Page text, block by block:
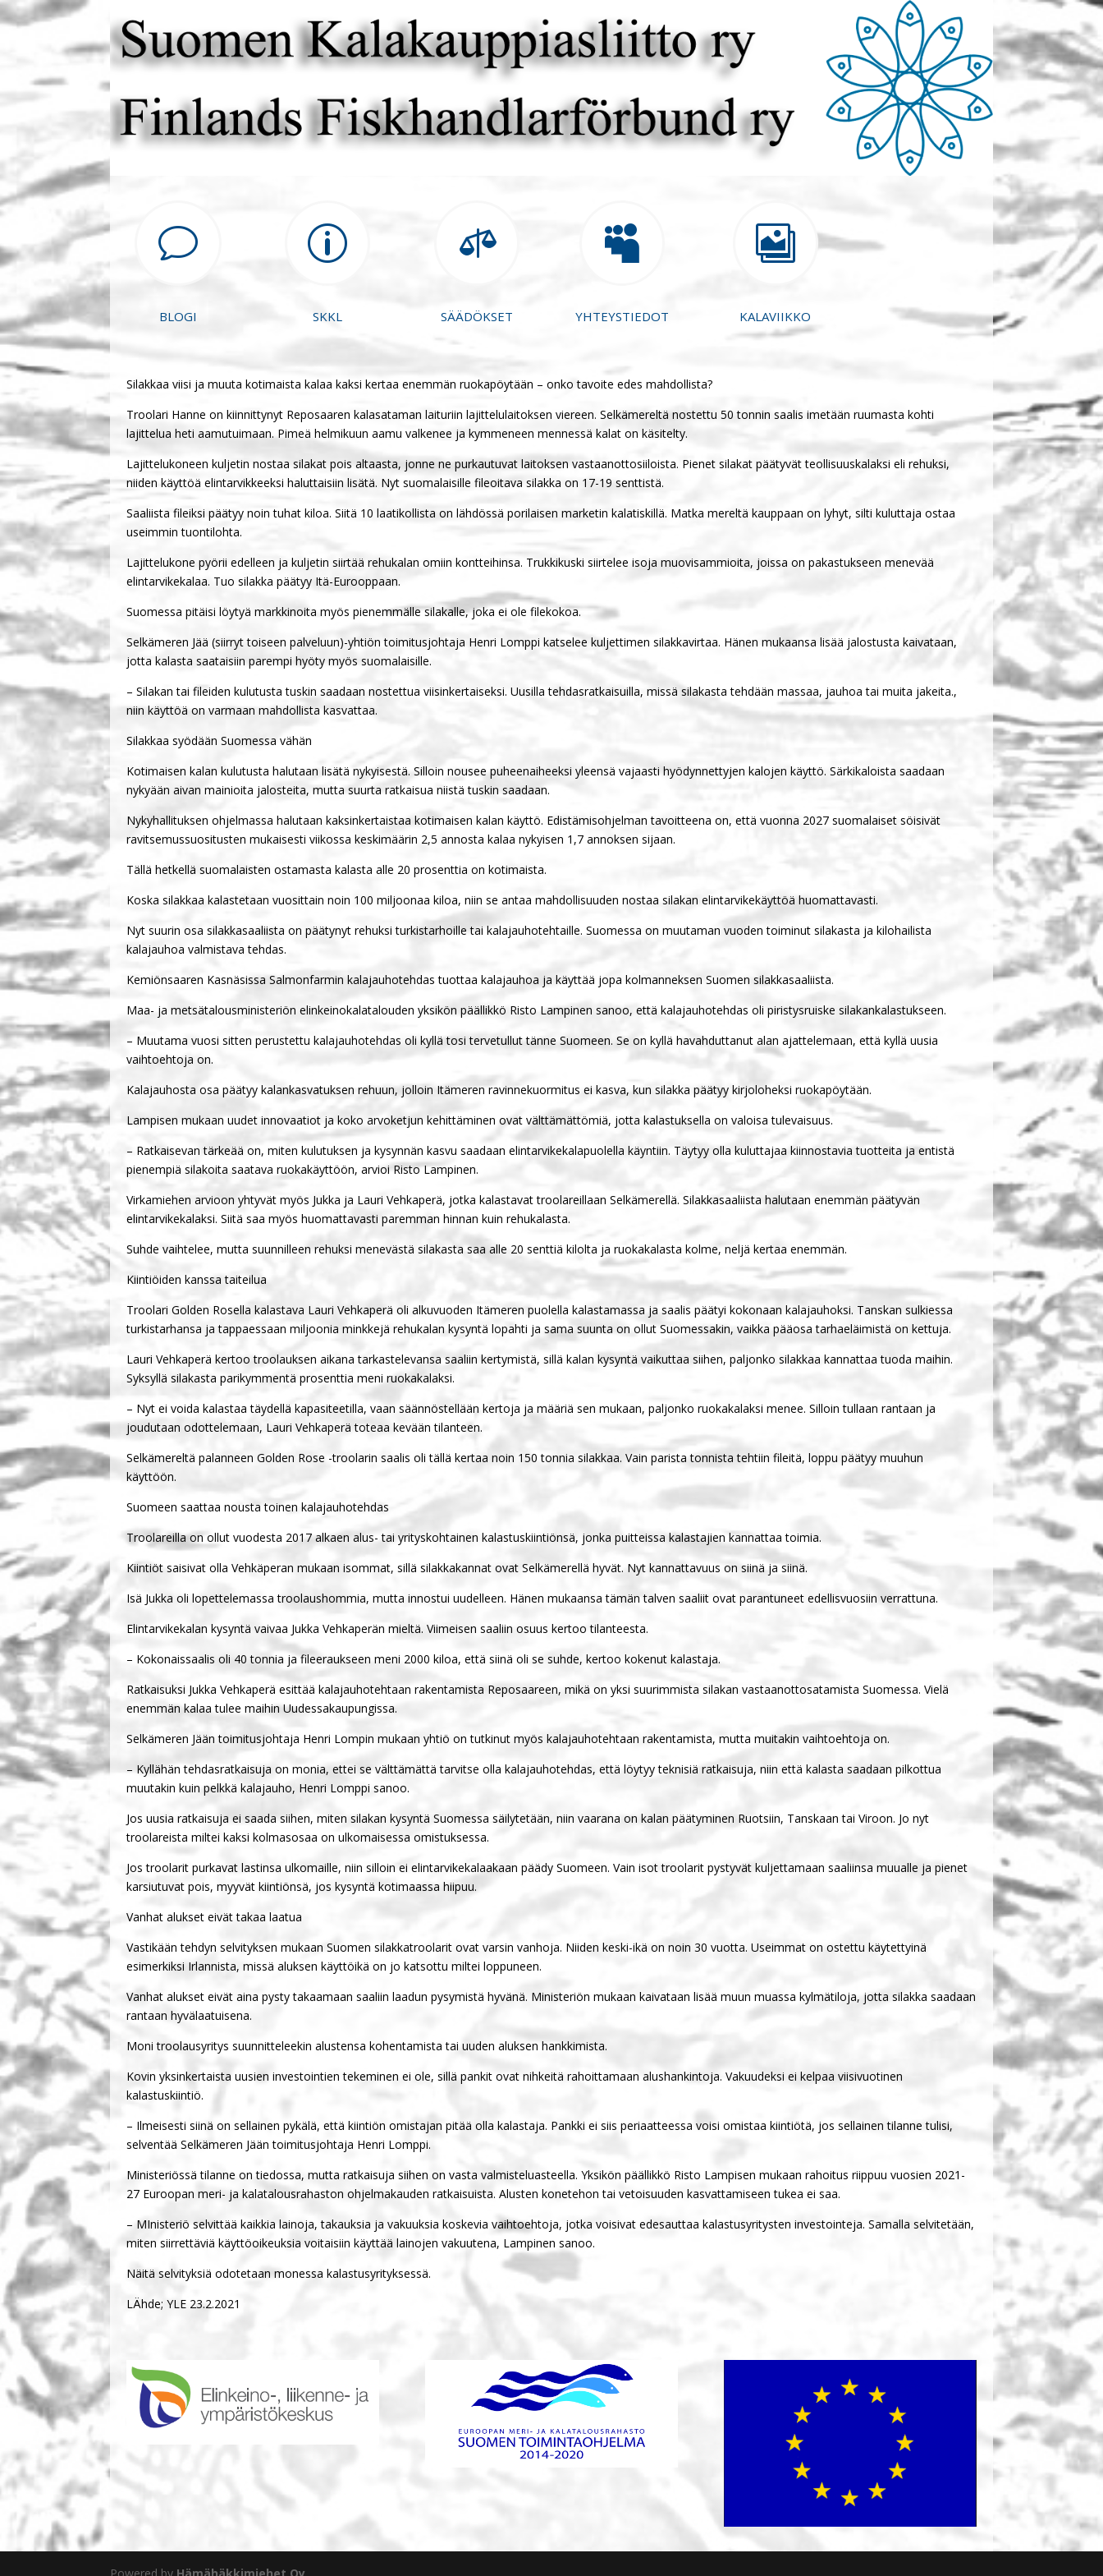
v
BLOGI
p
SKKL

SÄÄDÖKSET

YHTEYSTIEDOT

KALAVIIKKO
Silakkaa viisi ja muuta kotimaista kalaa kaksi kertaa enemmän ruokapöytään – onko tavoite edes mahdollista?
Troolari Hanne on kiinnittynyt Reposaaren kalasataman laituriin lajittelulaitoksen viereen. Selkämereltä nostettu 50 tonnin saalis imetään ruumasta kohti
lajittelua heti aamutuimaan. Pimeä helmikuun aamu valkenee ja kymmeneen mennessä kalat on käsitelty.
Lajittelukoneen kuljetin nostaa silakat pois altaasta, jonne ne purkautuvat laitoksen vastaanottosiiloista. Pienet silakat päätyvät teollisuuskalaksi eli rehuksi,
niiden käyttöä elintarvikkeeksi haluttaisiin lisätä. Nyt suomalaisille fileoitava silakka on 17-19 senttistä.
Saaliista fileiksi päätyy noin tuhat kiloa. Siitä 10 laatikollista on lähdössä porilaisen marketin kalatiskillä. Matka mereltä kauppaan on lyhyt, silti kuluttaja ostaa
useimmin tuontilohta.
Lajittelukone pyörii edelleen ja kuljetin siirtää rehukalan omiin kontteihinsa. Trukkikuski siirtelee isoja muovisammioita, joissa on pakastukseen menevää
elintarvikekalaa. Tuo silakka päätyy Itä-Eurooppaan.
Suomessa pitäisi löytyä markkinoita myös pienemmälle silakalle, joka ei ole filekokoa.
Selkämeren Jää (siirryt toiseen palveluun)-yhtiön toimitusjohtaja Henri Lomppi katselee kuljettimen silakkavirtaa. Hänen mukaansa lisää jalostusta kaivataan,
jotta kalasta saataisiin parempi hyöty myös suomalaisille.
– Silakan tai fileiden kulutusta tuskin saadaan nostettua viisinkertaiseksi. Uusilla tehdasratkaisuilla, missä silakasta tehdään massaa, jauhoa tai muita jakeita.,
niin käyttöä on varmaan mahdollista kasvattaa.
Silakkaa syödään Suomessa vähän
Kotimaisen kalan kulutusta halutaan lisätä nykyisestä. Silloin nousee puheenaiheeksi yleensä vajaasti hyödynnettyjen kalojen käyttö. Särkikaloista saadaan
nykyään aivan mainioita jalosteita, mutta suurta ratkaisua niistä tuskin saadaan.
Nykyhallituksen ohjelmassa halutaan kaksinkertaistaa kotimaisen kalan käyttö. Edistämisohjelman tavoitteena on, että vuonna 2027 suomalaiset söisivät
ravitsemussuositusten mukaisesti viikossa keskimäärin 2,5 annosta kalaa nykyisen 1,7 annoksen sijaan.
Tällä hetkellä suomalaisten ostamasta kalasta alle 20 prosenttia on kotimaista.
Koska silakkaa kalastetaan vuosittain noin 100 miljoonaa kiloa, niin se antaa mahdollisuuden nostaa silakan elintarvikekäyttöä huomattavasti.
Nyt suurin osa silakkasaaliista on päätynyt rehuksi turkistarhoille tai kalajauhotehtaille. Suomessa on muutaman vuoden toiminut silakasta ja kilohailista
kalajauhoa valmistava tehdas.
Kemiönsaaren Kasnäsissa Salmonfarmin kalajauhotehdas tuottaa kalajauhoa ja käyttää jopa kolmanneksen Suomen silakkasaaliista.
Maa- ja metsätalousministeriön elinkeinokalatalouden yksikön päällikkö Risto Lampinen sanoo, että kalajauhotehdas oli piristysruiske silakankalastukseen.
– Muutama vuosi sitten perustettu kalajauhotehdas oli kyllä tosi tervetullut tänne Suomeen. Se on kyllä havahduttanut alan ajattelemaan, että kyllä uusia
vaihtoehtoja on.
Kalajauhosta osa päätyy kalankasvatuksen rehuun, jolloin Itämeren ravinnekuormitus ei kasva, kun silakka päätyy kirjoloheksi ruokapöytään.
Lampisen mukaan uudet innovaatiot ja koko arvoketjun kehittäminen ovat välttämättömiä, jotta kalastuksella on valoisa tulevaisuus.
– Ratkaisevan tärkeää on, miten kulutuksen ja kysynnän kasvu saadaan elintarvikekalapuolella käyntiin. Täytyy olla kuluttajaa kiinnostavia tuotteita ja entistä
pienempiä silakoita saatava ruokakäyttöön, arvioi Risto Lampinen.
Virkamiehen arvioon yhtyvät myös Jukka ja Lauri Vehkaperä, jotka kalastavat troolareillaan Selkämerellä. Silakkasaaliista halutaan enemmän päätyvän
elintarvikekalaksi. Siitä saa myös huomattavasti paremman hinnan kuin rehukalasta.
Suhde vaihtelee, mutta suunnilleen rehuksi menevästä silakasta saa alle 20 senttiä kilolta ja ruokakalasta kolme, neljä kertaa enemmän.
Kiintiöiden kanssa taiteilua
Troolari Golden Rosella kalastava Lauri Vehkaperä oli alkuvuoden Itämeren puolella kalastamassa ja saalis päätyi kokonaan kalajauhoksi. Tanskan sulkiessa
turkistarhansa ja tappaessaan miljoonia minkkejä rehukalan kysyntä lopahti ja sama suunta on ollut Suomessakin, vaikka pääosa tarhaeläimistä on kettuja.
Lauri Vehkaperä kertoo troolauksen aikana tarkastelevansa saaliin kertymistä, sillä kalan kysyntä vaikuttaa siihen, paljonko silakkaa kannattaa tuoda maihin.
Syksyllä silakasta parikymmentä prosenttia meni ruokakalaksi.
– Nyt ei voida kalastaa täydellä kapasiteetilla, vaan säännöstellään kertoja ja määriä sen mukaan, paljonko ruokakalaksi menee. Silloin tullaan rantaan ja
joudutaan odottelemaan, Lauri Vehkaperä toteaa kevään tilanteen.
Selkämereltä palanneen Golden Rose -troolarin saalis oli tällä kertaa noin 150 tonnia silakkaa. Vain parista tonnista tehtiin fileitä, loppu päätyy muuhun
käyttöön.
Suomeen saattaa nousta toinen kalajauhotehdas
Troolareilla on ollut vuodesta 2017 alkaen alus- tai yrityskohtainen kalastuskiintiönsä, jonka puitteissa kalastajien kannattaa toimia.
Kiintiöt saisivat olla Vehkäperan mukaan isommat, sillä silakkakannat ovat Selkämerellä hyvät. Nyt kannattavuus on siinä ja siinä.
Isä Jukka oli lopettelemassa troolaushommia, mutta innostui uudelleen. Hänen mukaansa tämän talven saaliit ovat parantuneet edellisvuosiin verrattuna.
Elintarvikekalan kysyntä vaivaa Jukka Vehkaperän mieltä. Viimeisen saaliin osuus kertoo tilanteesta.
– Kokonaissaalis oli 40 tonnia ja fileeraukseen meni 2000 kiloa, että siinä oli se suhde, kertoo kokenut kalastaja.
Ratkaisuksi Jukka Vehkaperä esittää kalajauhotehtaan rakentamista Reposaareen, mikä on yksi suurimmista silakan vastaanottosatamista Suomessa. Vielä
enemmän kalaa tulee maihin Uudessakaupungissa.
Selkämeren Jään toimitusjohtaja Henri Lompin mukaan yhtiö on tutkinut myös kalajauhotehtaan rakentamista, mutta muitakin vaihtoehtoja on.
– Kyllähän tehdasratkaisuja on monia, ettei se välttämättä tarvitse olla kalajauhotehdas, että löytyy teknisiä ratkaisuja, niin että kalasta saadaan pilkottua
muutakin kuin pelkkä kalajauho, Henri Lomppi sanoo.
Jos uusia ratkaisuja ei saada siihen, miten silakan kysyntä Suomessa säilytetään, niin vaarana on kalan päätyminen Ruotsiin, Tanskaan tai Viroon. Jo nyt
troolareista miltei kaksi kolmasosaa on ulkomaisessa omistuksessa.
Jos troolarit purkavat lastinsa ulkomaille, niin silloin ei elintarvikekalaakaan päädy Suomeen. Vain isot troolarit pystyvät kuljettamaan saaliinsa muualle ja pienet
karsiutuvat pois, myyvät kiintiönsä, jos kysyntä kotimaassa hiipuu.
Vanhat alukset eivät takaa laatua
Vastikään tehdyn selvityksen mukaan Suomen silakkatroolarit ovat varsin vanhoja. Niiden keski-ikä on noin 30 vuotta. Useimmat on ostettu käytettyinä
esimerkiksi Irlannista, missä aluksen käyttöikä on jo katsottu miltei loppuneen.
Vanhat alukset eivät aina pysty takaamaan saaliin laadun pysymistä hyvänä. Ministeriön mukaan kaivataan lisää muun muassa kylmätiloja, jotta silakka saadaan
rantaan hyvälaatuisena.
Moni troolausyritys suunnitteleekin alustensa kohentamista tai uuden aluksen hankkimista.
Kovin yksinkertaista uusien investointien tekeminen ei ole, sillä pankit ovat nihkeitä rahoittamaan alushankintoja. Vakuudeksi ei kelpaa viisivuotinen
kalastuskiintiö.
– Ilmeisesti siinä on sellainen pykälä, että kiintiön omistajan pitää olla kalastaja. Pankki ei siis periaatteessa voisi omistaa kiintiötä, jos sellainen tilanne tulisi,
selventää Selkämeren Jään toimitusjohtaja Henri Lomppi.
Ministeriössä tilanne on tiedossa, mutta ratkaisuja siihen on vasta valmisteluasteella. Yksikön päällikkö Risto Lampisen mukaan rahoitus riippuu vuosien 2021-
27 Euroopan meri- ja kalatalousrahaston ohjelmakauden ratkaisuista. Alusten konetehon tai vetoisuuden kasvattamiseen tukea ei saa.
– MInisteriö selvittää kaikkia lainoja, takauksia ja vakuuksia koskevia vaihtoehtoja, jotka voisivat edesauttaa kalastusyritysten investointeja. Samalla selvitetään,
miten siirrettäviä käyttöoikeuksia voitaisiin käyttää lainojen vakuutena, Lampinen sanoo.
Näitä selvityksiä odotetaan monessa kalastusyrityksessä.
LÄhde; YLE 23.2.2021